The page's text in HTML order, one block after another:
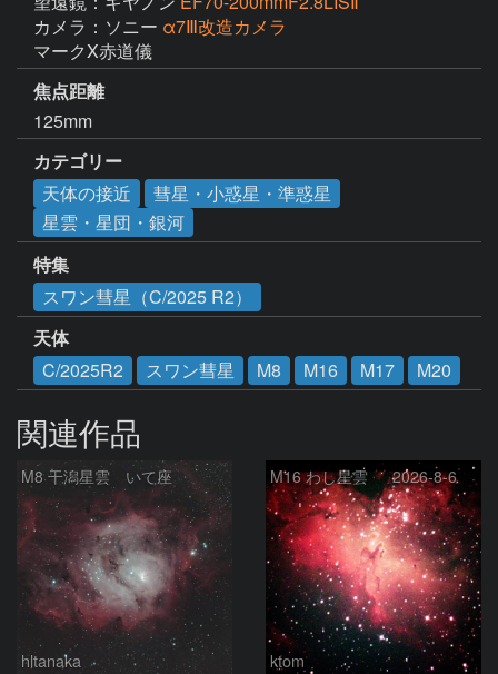
カメラ：ソニー α7Ⅲ改造カメラ
マークX赤道儀
焦点距離
125mm
カテゴリー
天体の接近
彗星・小惑星・準惑星
星雲・星団・銀河
特集
スワン彗星（C/2025 R2）
天体
C/2025R2
スワン彗星 M8 M16 M17 M20
関連作品
M8 干潟星雲 いて座
hltanaka
M16 わし星雲 2026-8-6
ktom